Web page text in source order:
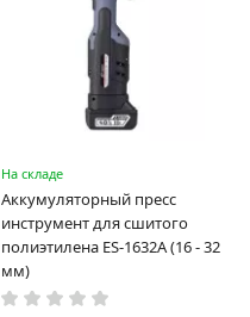
На складе
Аккумуляторный пресс
инструмент для сшитого
полиэтилена ES-1632A (16 - 32
мм)